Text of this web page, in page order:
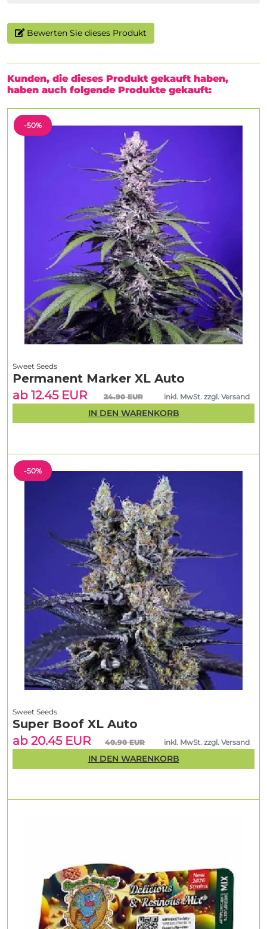
Bewerten Sie dieses Produkt
Kunden, die dieses Produkt gekauft haben,
haben auch folgende Produkte gekauft:
-50%
Sweet Seeds
Super Boof XL Auto
ab 20.45 EUR
40.90 EUR inkl. MwSt. zzgl. Versand
IN DEN WARENKORB
-50%
Sweet Seeds
Permanent Marker XL Auto
ab 12.45 EUR
24.90 EUR inkl. MwSt. zzgl. Versand
IN DEN WARENKORB